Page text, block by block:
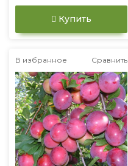
Купить
В избранное Сравнить